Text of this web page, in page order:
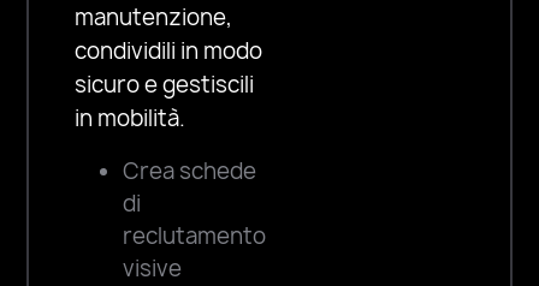
manutenzione,
condividili in modo
sicuro e gestiscili
in mobilità.
Crea schede
di
reclutamento
visive